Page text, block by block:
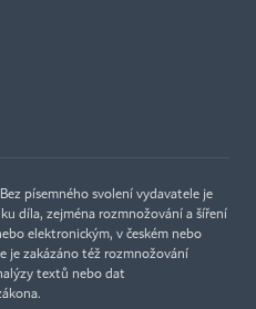
písemného svolení vydavatele je
díla, zejména rozmnožování a šíření
elektronickým, v českém nebo
je zakázáno též rozmnožování
textů nebo dat